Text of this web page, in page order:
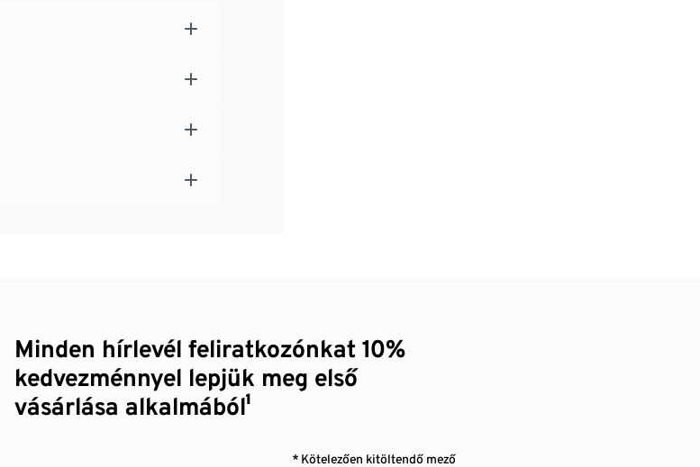
Minden hírlevél feliratkozónkat 10%
kedvezménnyel lepjük meg első
vásárlása alkalmából¹
* Kötelezően kitöltendő mező